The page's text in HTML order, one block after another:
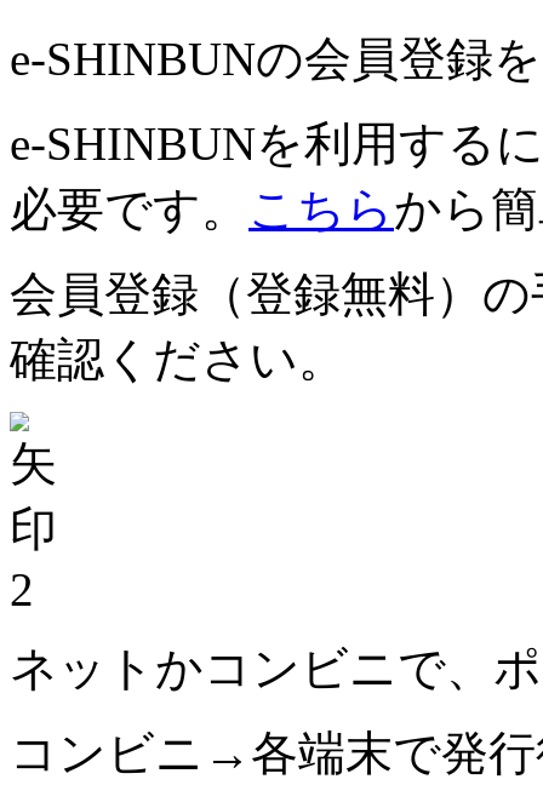
e-SHINBUNの会員登録
e-SHINBUNを利用する
必要です。 こちらから
会員登録（登録無料）
確認ください。
2
ネットかコンビニで、
コンビニ→各端末で発